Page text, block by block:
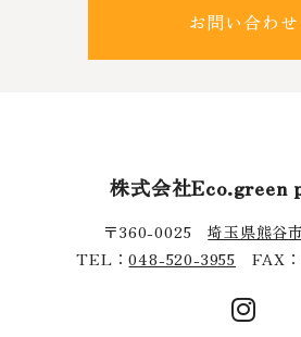
お問い合わせ
株式会社Eco.green
〒360-0025埼玉県熊谷
TEL：048-520-3955 FAX